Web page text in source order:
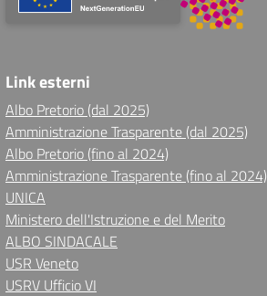
Link esterni
Albo Pretorio (dal 2025)
Amministrazione Trasparente (dal 2025)
Albo Pretorio (fino al 2024)
Amministrazione Trasparente (fino al 2024)
UNICA
Ministero dell'Istruzione e del Merito
ALBO SINDACALE
USR Veneto
USRV Ufficio VI